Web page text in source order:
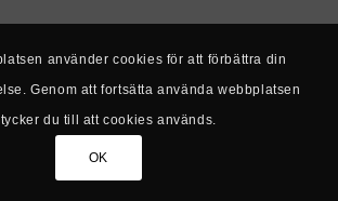
använder cookies för att förbättra din
Genom att fortsätta använda webbplatsen
du till att cookies används.
OK